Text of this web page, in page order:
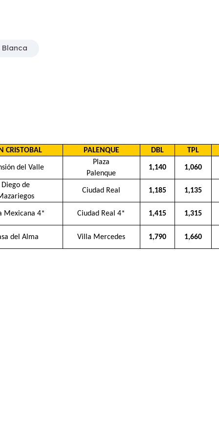
CRISTOBAL PALENQUE DBL TPL
del Valle
Plaza
Palenque
1,140 1,060
Diego de
Ciudad Real 1,185 1,135
Mexicana 4* Ciudad Real 4* 1,415 1,315
del Alma Villa Mercedes 1,790 1,660